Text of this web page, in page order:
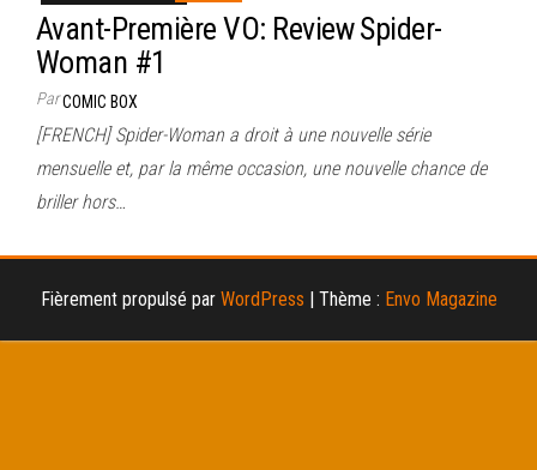
Avant-Première VO: Review Spider-
Woman #1
ParCOMIC BOX
[FRENCH] Spider-Woman a droit à une nouvelle série
mensuelle et, par la même occasion, une nouvelle chance de
briller hors…
Fièrement propulsé par WordPress Thème : Envo Magazine